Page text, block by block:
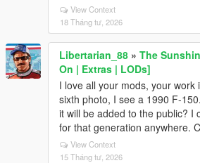
View Context
18 Tháng tư, 2026
Libertarian_88 » The
On | Extras | LODs]
I love all your mods, your
sixth photo, I see a 1990 F-
it will be added to the public? I
for that generation anywhere.
View Context
15 Tháng tư, 2026